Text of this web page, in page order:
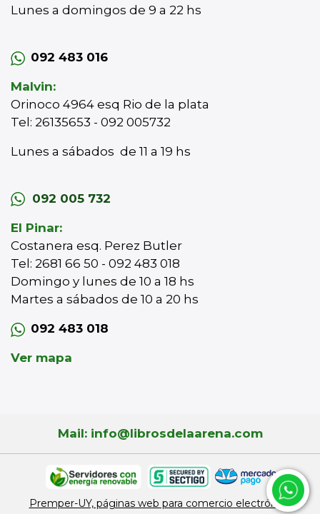
Lunes a domingos de 9 a 22 hs
092 483 016
Malvin:
Orinoco 4964 esq Rio de la plata
Tel: 26135653 - 092 005732
Lunes a sábados de 11 a 19 hs
092 005 732
El Pinar:
Costanera esq. Perez Butler
Tel: 2681 66 50 - 092 483 018
Domingo y lunes de 10 a 18 hs
Martes a sábados de 10 a 20 hs
092 483 018
Ver mapa
Mail: info@librosdelaarena.com
Premper-UY, páginas web para comercio electrónico